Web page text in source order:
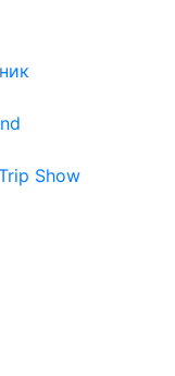
Show